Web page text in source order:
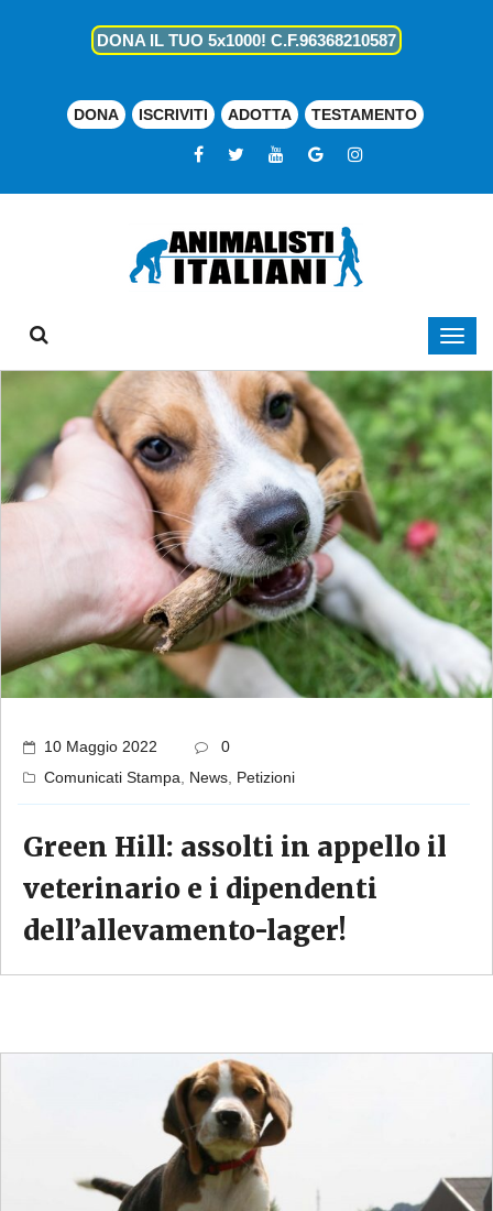
DONA IL TUO 5x1000! C.F.96368210587
DONA ISCRIVITI ADOTTA TESTAMENTO
10 Maggio 2022
0
Comunicati Stampa, News, Petizioni
Green Hill: assolti in appello il
veterinario e i dipendenti
dell’allevamento-lager!